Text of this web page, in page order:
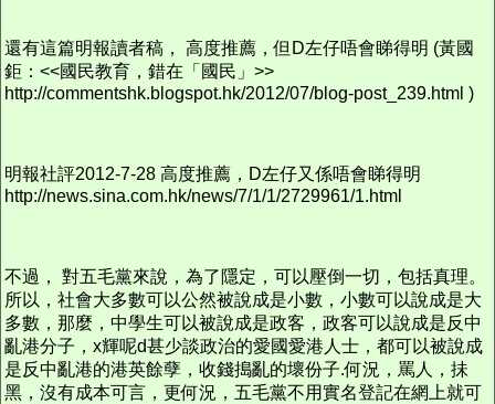
還有這篇明報讀者稿， 高度推薦，但D左仔唔會睇得明 (黃國
鉅：<<國民教育，錯在「國民」>>
http://commentshk.blogspot.hk/2012/07/blog-post_239.html )
明報社評2012-7-28 高度推薦，D左仔又係唔會睇得明
http://news.sina.com.hk/news/7/1/1/2729961/1.html
不過， 對五毛黨來說，為了隱定，可以壓倒一切，包括真理。
所以，社會大多數可以公然被說成是小數，小數可以說成是大
多數，那麼，中學生可以被說成是政客，政客可以說成是反中
亂港分子，x輝呢d甚少談政治的愛國愛港人士，都可以被說成
是反中亂港的港英餘孽，收錢搗亂的壞份子.何況，罵人，抺
黑，沒有成本可言，更何況，五毛黨不用實名登記在網上就可